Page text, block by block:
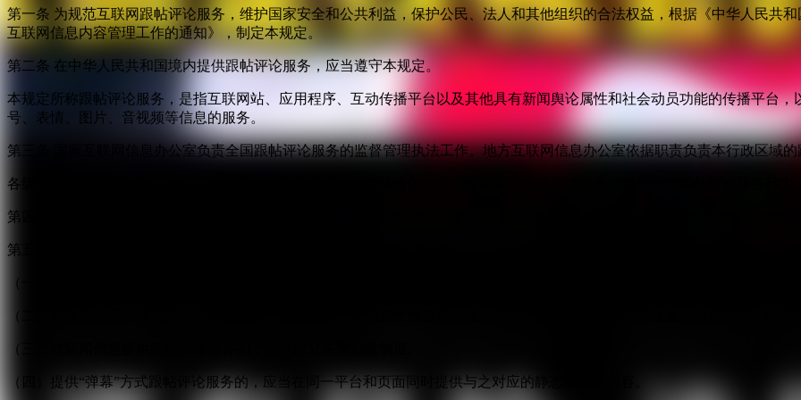
第一条 为规范互联网跟帖评论服务，维护国家安全和公共利益，保护公民、法人和其他组织的合法权益，根据《中华人民共
互联网信息内容管理工作的通知》，制定本规定。
第二条 在中华人民共和国境内提供跟帖评论服务，应当遵守本规定。
本规定所称跟帖评论服务，是指互联网站、应用程序、互动传播平台以及其他具有新闻舆论属性和社会动员功能的传播平台
号、表情、图片、音视频等信息的服务。
第三条 国家互联网信息办公室负责全国跟帖评论服务的监督管理执法工作。地方互联网信息办公室依据职责负责本行政区域
各级互联网信息办公室应当建立健全日常检查和定期检查相结合的监督管理制度，依法规范各类传播平台的跟帖评论服务行为
第四条 跟帖评论服务提供者提供互联网新闻信息服务相关的跟帖评论新产品、新应用、新功能的，应当报国家或者省、自治
第五条 跟帖评论服务提供者应当严格落实主体责任，依法履行以下义务：
（一）按照“后台实名、前台自愿”原则，对注册用户进行真实身份信息认证，不得向未认证真实身份信息的用户提供跟帖评论
（二）建立健全用户信息保护制度，收集、使用用户个人信息应当遵循合法、正当、必要的原则，公开收集、使用规则，明
（三）对新闻信息提供跟帖评论服务的，应当建立先审后发制度。
（四）提供“弹幕”方式跟帖评论服务的，应当在同一平台和页面同时提供与之对应的静态版信息内容。